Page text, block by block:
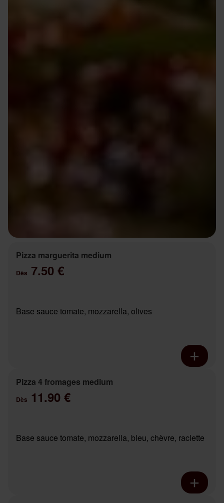
Pizza marguerita medium
Dès 7.50 €
Base sauce tomate, mozzarella, olives
Pizza 4 fromages medium
Dès 11.90 €
Base sauce tomate, mozzarella, bleu, chèvre, raclette